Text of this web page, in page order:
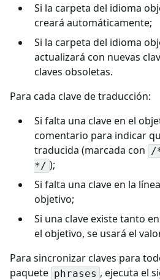
Si la carpeta del idioma
creará automáticamente;
Si la carpeta del idioma
actualizará con nuevas
claves obsoletas.
Para cada clave de traducción:
Si falta una clave en el
comentario para indicar
traducida (marcada con
/
*/ );
Si falta una clave en la
objetivo;
Si una clave existe tanto
el objetivo, se usará el
Para sincronizar claves para
paquete phrases , ejecuta el